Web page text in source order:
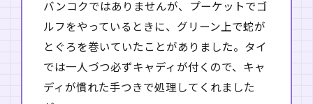
バンコクではありませんが、プーケットでゴ
ルフをやっているときに、グリーン上で蛇が
とぐろを巻いていたことがありました。タイ
では一人づつ必ずキャディが付くので、キャ
ディが慣れた手つきで処理してくれました